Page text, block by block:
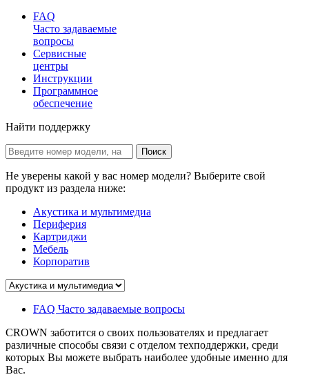
FAQ
Часто задаваемые
вопросы
Сервисные
центры
Инструкции
Программное
обеспечение
Найти поддержку
Не уверены какой у вас номер модели? Выберите свой
продукт из раздела ниже:
Акустика и мультимедиа
Периферия
Картриджи
Мебель
Корпоратив
FAQ Часто задаваемые вопросы
CROWN заботится о своих пользователях и предлагает
различные способы связи с отделом техподдержки, среди
которых Вы можете выбрать наиболее удобные именно для
Вас.